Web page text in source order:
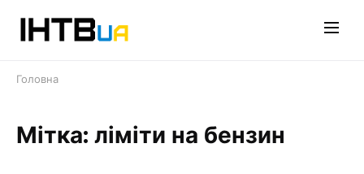
Головна
Мітка: ліміти на бензин